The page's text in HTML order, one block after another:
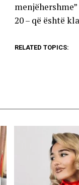
20 – që është
RELATED TOPICS: